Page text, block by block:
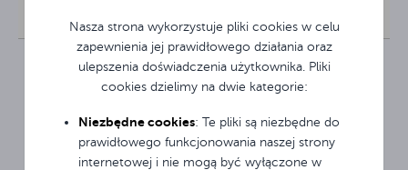
Nasza strona wykorzystuje pliki cookies w celu
zapewnienia jej prawidłowego działania oraz
ulepszenia doświadczenia użytkownika. Pliki
cookies dzielimy na dwie kategorie:
Niezbędne cookies: Te pliki są niezbędne do
prawidłowego funkcjonowania naszej strony
internetowej i nie mogą być wyłączone w
(16:9)
2490
Gwarancja na produkt: 3 lata
Zdjęcie poglądowe. Produkt nie zawiera ramy, którą trzeba
dokupić osobno.